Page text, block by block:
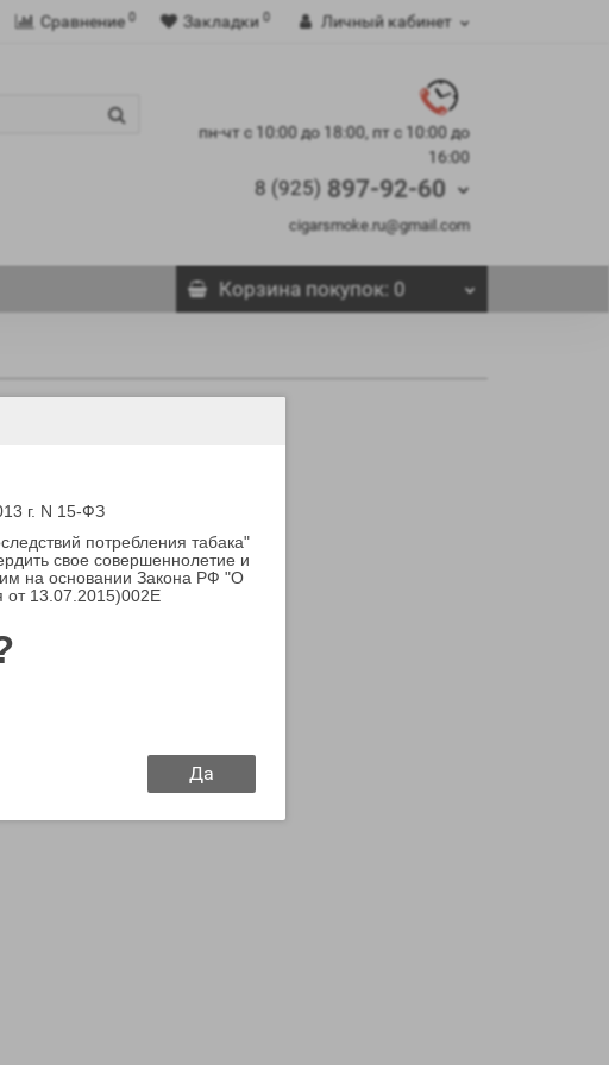
г. N 15-ФЗ
потребления табака"
свое совершеннолетие и
на основании Закона РФ "О
13.07.2015)002E
Да
Сравнение 0 Закладки 0 Личный кабинет
пн-чт с 10:00 до 18:00, пт с 10:00 до
16:00
8 (925) 897-92-60
cigarsmoke.ru@gmail.com
Корзинапокупок: 0